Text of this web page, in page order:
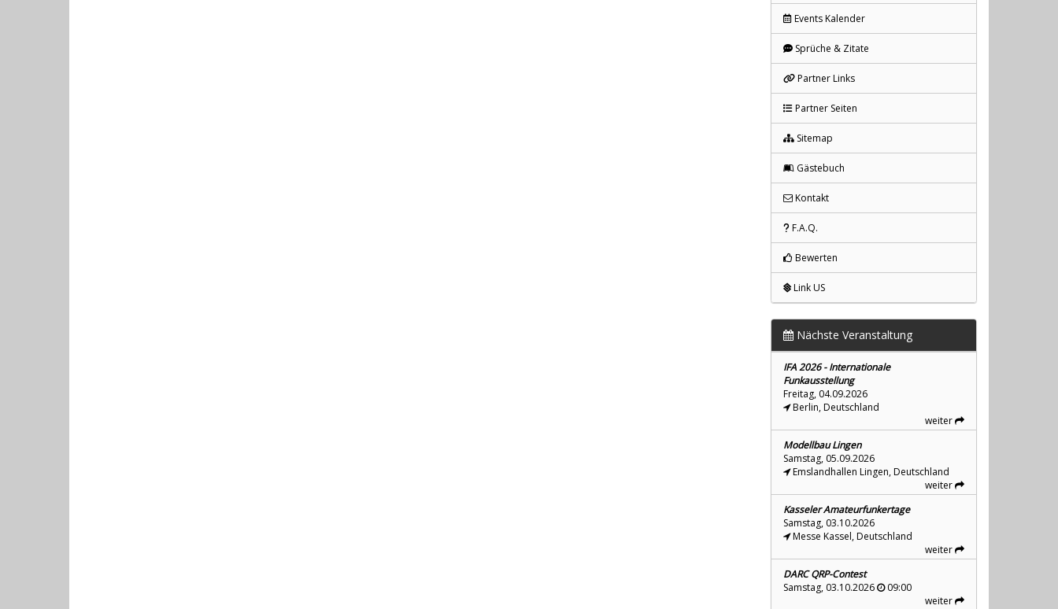
Events Kalender
Sprüche & Zitate
Partner Links
Partner Seiten
Sitemap
Gästebuch
Kontakt
F.A.Q.
Bewerten
Link US
Nächste Veranstaltung
IFA 2026 - Internationale
Funkausstellung
Freitag, 04.09.2026
Berlin, Deutschland
weiter
Modellbau Lingen
Samstag, 05.09.2026
Emslandhallen Lingen, Deutschland
weiter
Kasseler Amateurfunkertage
Samstag, 03.10.2026
Messe Kassel, Deutschland
weiter
DARC QRP-Contest
Samstag, 03.10.2026
09:00
weiter